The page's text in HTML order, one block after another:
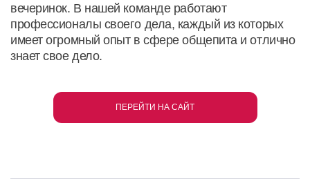
вечеринок. В нашей команде работают
профессионалы своего дела, каждый из которых
имеет огромный опыт в сфере общепита и отлично
знает свое дело.
ПЕРЕЙТИ НА САЙТ